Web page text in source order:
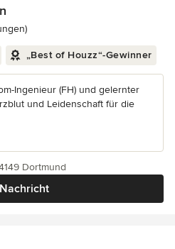
5 von 5 Sternen
„Best of Houzz“-Gewinner
Ingenieur (FH) und gelernter
und Leidenschaft für die
Nachricht
Dortmund